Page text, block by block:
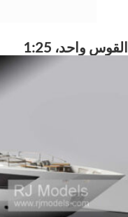
القوس واحد، 1:25